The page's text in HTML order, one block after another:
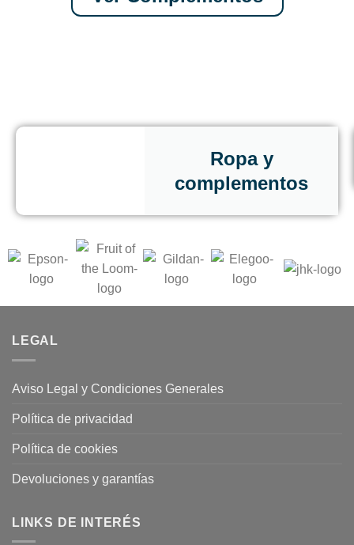
Ropa y
complementos
LEGAL
Aviso Legal y Condiciones Generales
Política de privacidad
Política de cookies
Devoluciones y garantías
LINKS DE INTERÉS